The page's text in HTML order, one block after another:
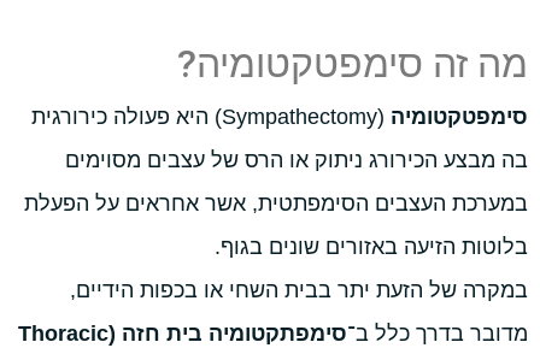
מה זה סימפטקטומיה?
סימפטקטומיה
(Sympathectomy) היא פעולה כירורגית
בה מבצע הכירורג ניתוק או הרס של עצבים מסוימים
במערכת העצבים הסימפתטית, אשר אחראים על הפעלת
בלוטות הזיעה באזורים שונים בגוף.
במקרה של הזעת יתר בבית השחי או בכפות הידיים,
מדובר בדרך כלל ב־
סימפתקטומיה בית חזה (Thoracic